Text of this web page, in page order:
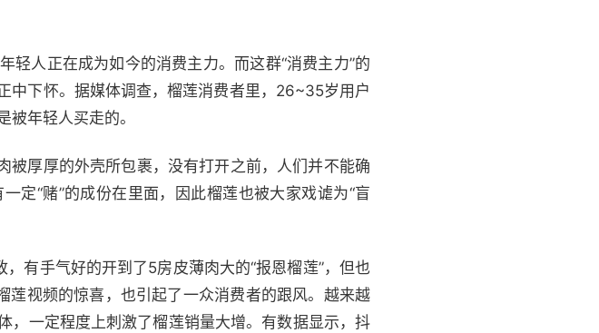
轻人正在成为如今的消费主力。而这群“消费主力”的
中下怀。据媒体调查，榴莲消费者里，26~35岁用户
年轻人买走的。
被厚厚的外壳所包裹，没有打开之前，人们并不能确
定“赌”的成份在里面，因此榴莲也被大家戏谑为“盲
有手气好的开到了5房皮薄肉大的“报恩榴莲”，但也
莲视频的惊喜，也引起了一众消费者的跟风。越来越
，一定程度上刺激了榴莲销量大增。有数据显示，抖